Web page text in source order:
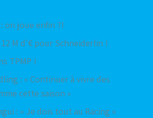
on joue enfin ?!
M d'€ pour Schneiderlin !
TPMP !
: « Continuer à vivre des
cette saison »
: « Je dois tout au Racing »